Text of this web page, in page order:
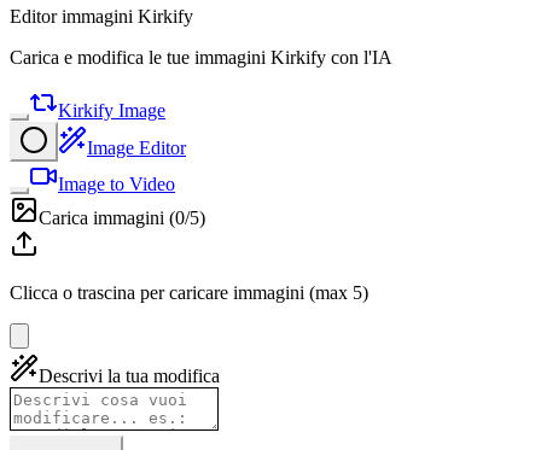
Editor immagini Kirkify
Carica e modifica le tue immagini Kirkify con l'IA
Kirkify Image
Image Editor
Image to Video
Carica immagini (0/5)
Clicca o trascina per caricare immagini (max 5)
Descrivi la tua modifica